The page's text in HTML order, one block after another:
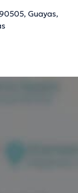
con base en
Guayas,